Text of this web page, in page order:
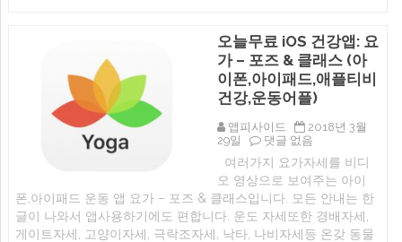
달
력,
리
마
인
어
플
아
이
폰,
아
이
패
오늘무료 iOS 건강앱: 요
가 – 포즈 & 클래스 (아
이폰,아이패드,애플티비
건강,운동어플)
앱피사이드
2018년 3월
29일
오
무
료
iOS
건
강
앱:
댓글 없음
여러가지 요가자세를 비디
오 영상으로 보여주는 아이
폰,아이패드 운동 앱 요가 – 포즈 & 클래스입니다. 모든 안내는 한
글이 나와서 앱사용하기에도 편합니다. 운도 자세또한 경배자세,
게이트자세, 고양이자세, 극락조자세, 낙타, 나비자세등 온갖 동물